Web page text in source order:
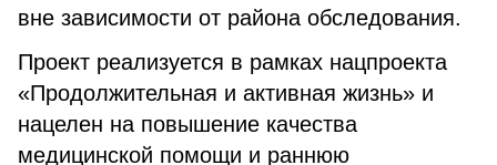
вне зависимости от района обследования.
Проект реализуется в рамках нацпроекта
«Продолжительная и активная жизнь» и
нацелен на повышение качества
медицинской помощи и раннюю